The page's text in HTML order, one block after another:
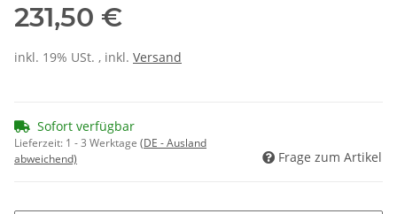
231,50 €
inkl. 19% USt. , inkl. Versand
Sofort verfügbar
Lieferzeit: 1 - 3 Werktage (DE - Ausland
abweichend)
Frage zum Artikel